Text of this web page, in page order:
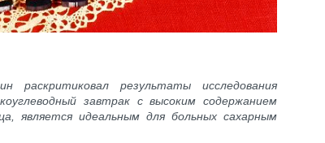
раскритиковал результаты исследования
завтрак с высоким содержанием
является идеальным для больных сахарным